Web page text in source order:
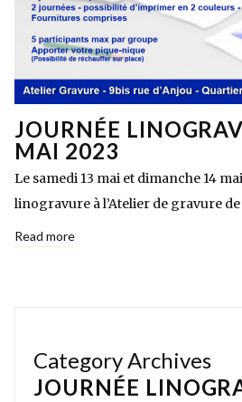
JOURNÉE
MAI 2023
Le samedi 13 mai et dimanche 14
linogravure à l’Atelier de gravure de
Read more
Category Archives
JOURNÉE